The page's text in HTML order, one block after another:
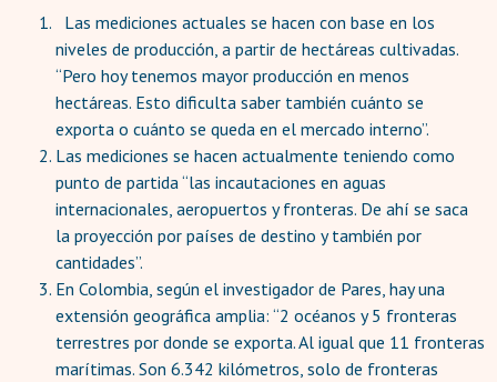
Las mediciones actuales se hacen con base en los
niveles de producción, a partir de hectáreas cultivadas.
“Pero hoy tenemos mayor producción en menos
hectáreas. Esto dificulta saber también cuánto se
exporta o cuánto se queda en el mercado interno”.
Las mediciones se hacen actualmente teniendo como
punto de partida “las incautaciones en aguas
internacionales, aeropuertos y fronteras. De ahí se saca
la proyección por países de destino y también por
cantidades”.
En Colombia, según el investigador de Pares, hay una
extensión geográfica amplia: “2 océanos y 5 fronteras
terrestres por donde se exporta. Al igual que 11 fronteras
marítimas. Son 6.342 kilómetros, solo de fronteras